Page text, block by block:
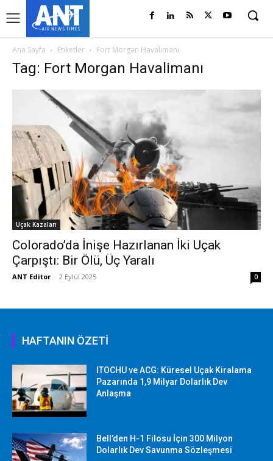
Ana Sayfa Etiketler Fort Morgan Havalimanı
Tag: Fort Morgan Havalimanı
Uçak Kazaları
Colorado’da İnişe Hazırlanan İki Uçak
Çarpıştı: Bir Ölü, Üç Yaralı
ANT Editor - 2 Eylül 2025 0
HAFTANIN ÖZETİ
ITOCHU ve ACG: Küresel Uçak Kiralama
Pazarında 1,9 Milyar Dolarlık Dev
Anlaşma
Bell’den H-1 Filosu İçin 300 Milyon
Dolarlık Dev Savunma Sözleşmesi